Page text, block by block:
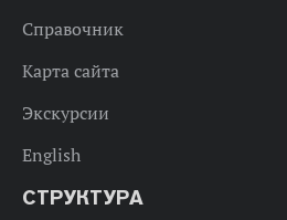
Справочник
Карта сайта
Экскурсии
English
СТРУКТУРА